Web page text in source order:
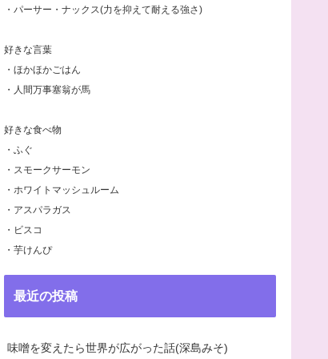
・パーサー・ナックス(力を抑えて耐える強さ)
好きな言葉
・ほかほかごはん
・人間万事塞翁が馬
好きな食べ物
・ふぐ
・スモークサーモン
・ホワイトマッシュルーム
・アスパラガス
・ビスコ
・芋けんぴ
最近の投稿
味噌を変えたら世界が広がった話(深島みそ)